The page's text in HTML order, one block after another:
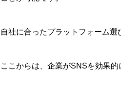
自社に合ったプラットフォーム選
ここからは、企業がSNSを効果